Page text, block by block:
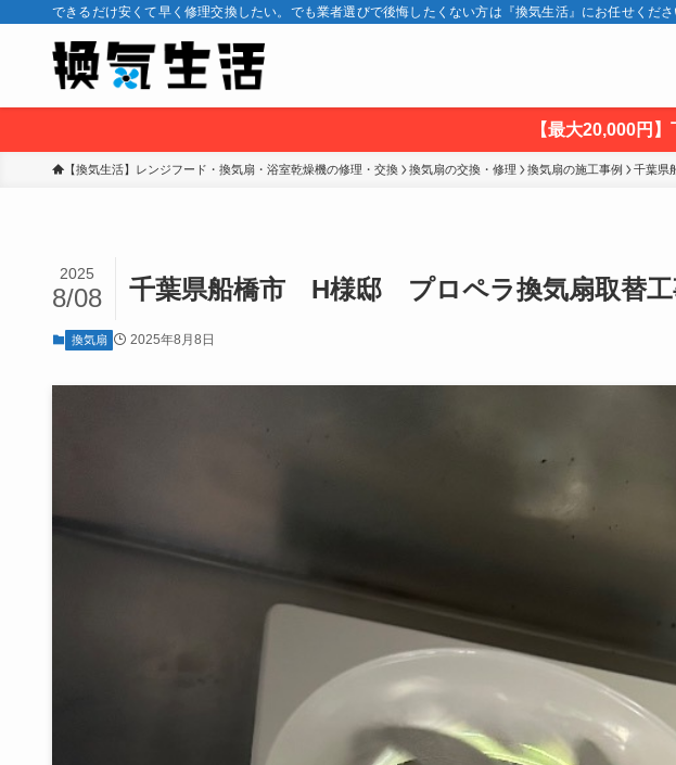
できるだけ安くて早く修理交換したい。でも業者選びで後悔したくない方は『換気生活』にお任せく
【最大20,000円
【換気生活】レンジフード・換気扇・浴室乾燥機の修理・交換 換気扇の交換・修理 換気扇の施工事例 千葉県
千葉県船橋市 H様邸 プロペラ換気扇取替
2025
8/08
換気扇 2025年8月8日